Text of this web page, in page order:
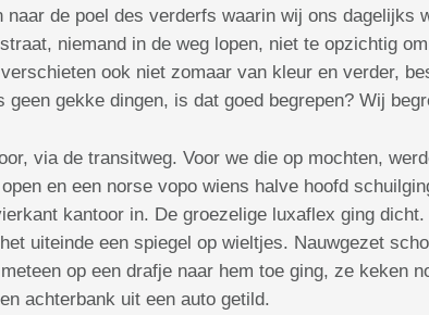
de poel des verderfs waarin wij ons dagelijks
niemand in de weg lopen, niet te opzichtig
ook niet zomaar van kleur en verder,
gekke dingen, is dat goed begrepen? Wij
via de transitweg. Voor we die op mochten,
en een norse vopo wiens halve hoofd
kantoor in. De groezelige luxaflex ging
uiteinde een spiegel op wieltjes. Nauwgezet
op een drafje naar hem toe ging, ze keken
achterbank uit een auto getild.